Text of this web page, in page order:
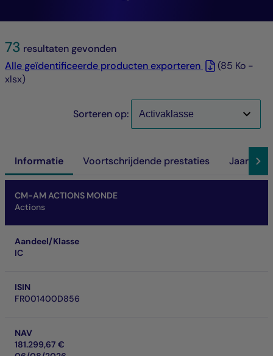
73 resultaten gevonden
Alle geïdentificeerde producten exporteren
(85 Ko -
xlsx)
Sorteren op:
Informatie Voortschrijdende prestaties
CM-AM ACTIONS MONDE
Actions
Aandeel/Klasse
IC
ISIN
FR001400D856
NAV
181.299,67 €